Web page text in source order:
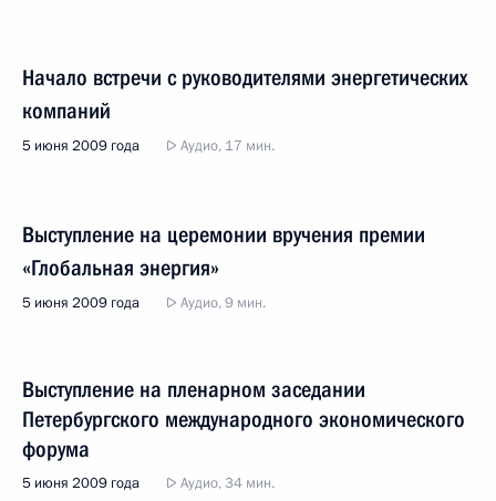
Начало встречи с руководителями энергетических
компаний
5 июня 2009 года Аудио, 17 мин.
Выступление на церемонии вручения премии
«Глобальная энергия»
5 июня 2009 года Аудио, 9 мин.
Выступление на пленарном заседании
Петербургского международного экономического
форума
5 июня 2009 года Аудио, 34 мин.